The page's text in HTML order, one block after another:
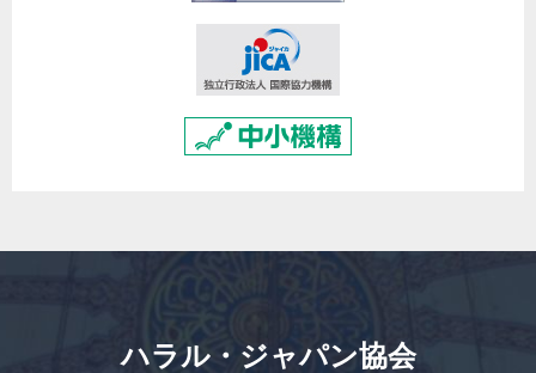
ハラル・ジャパン協会